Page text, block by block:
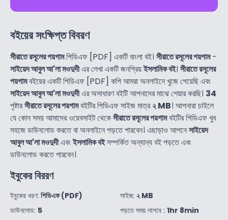
বইয়ের সংক্ষিপ্ত বিবরণ
সীরাতে রসূলের পয়গামপিডিএফ [PDF] একটি বাংলা বই। সীরাতে রসূলের পয়গাম-
সাইয়েদ আবুল আ'লা মওদুদীএর লেখা একটি জনপ্রিয়ইসলামিক বই। সীরাতে রসূলের
পয়গামবইয়ের একটি পিডিএফ [PDF] কপি আমরা অনলাইনে খুজে পেয়েছি এবং
সাইয়েদ আবুল আ'লা মওদুদীএর অসাধারণ বইটি আপনাদের মাঝে শেয়ার করছি। 34
পৃষ্টারসীরাতে রসূলের পয়গামবইটির পিডিএফ সাইজ মাত্র২ MB। আপনারা চাইলে
যে কোন সময় আমাদের ওয়েবসাইট থেকেসীরাতে রসূলের পয়গামবইটির পিডিএফ খুব
সহজে ডাউনলোড করতে বা অনলাইনে পড়তে পারবেন। এছাড়াও আপনেসাইয়েদ
আবুল আ'লা মওদুদীএবংইসলামিক বইসম্পর্কিত অন্যান্য বই পড়তে এবং
ডাউনলোড করতে পারবেন।
ইবুকের বিররণ
ইবুকের ধরণ: পিডিএফ (PDF)
ডাউনলোড: 5
সাইজ: ২ MB
পড়তে সময় লাগবে : 1hr 8min